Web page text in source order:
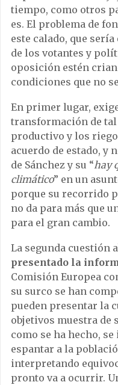
tiempo, como otros
es. El problema de
este calado, que
de los votantes y
oposición estén
condiciones que no
En primer lugar,
transformación de
productivo y los
acuerdo de estado, y
de Sánchez y su “hay
climático” en un
porque su recorrido
no da para más que
para el gran cambio.
La segunda cuestión
presentado la
Comisión Europea
su surco se han
pueden presentar la
objetivos muestra de
como se ha hecho,
espantar a la
interpretando
pronto va a ocurrir.